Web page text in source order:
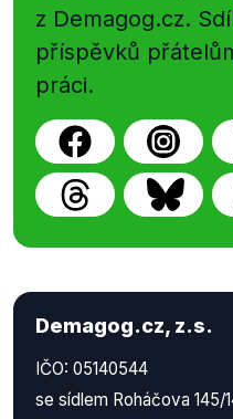
z Demagog.cz.
příspěvků
práci.
Demagog.cz, z.s.
IČO: 05140544
se sídlem Roháčova 145/